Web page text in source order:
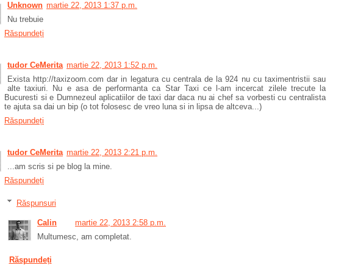
Unknown martie 22, 2013 1:37 p.m.
Nu trebuie
Răspundeți
tudor CeMerita martie 22, 2013 1:52 p.m.
Exista http://taxizoom.com dar in legatura cu centrala de la 924 nu cu taximentristii sau
alte taxiuri. Nu e asa de performanta ca Star Taxi ce l-am incercat zilele trecute la
Bucuresti si e Dumnezeul aplicatiilor de taxi dar daca nu ai chef sa vorbesti cu centralista
te ajuta sa dai un bip (o tot folosesc de vreo luna si in lipsa de altceva...)
Răspundeți
tudor CeMerita martie 22, 2013 2:21 p.m.
...am scris si pe blog la mine.
Răspundeți
Răspunsuri
Calin
martie 22, 2013 2:58 p.m.
Multumesc, am completat.
Răspundeți